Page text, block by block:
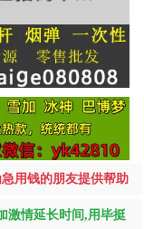
急用钱的朋友提供帮助
激情延长时间,用毕挺